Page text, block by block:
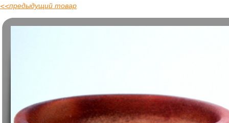
<<предыдущий товар